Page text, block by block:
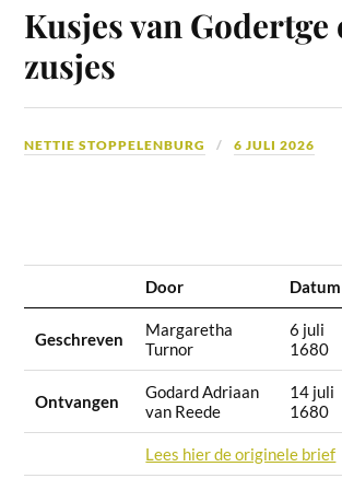
Kusjes van Godertge
zusjes
NETTIE STOPPELENBURG 6 JULI 2026
Door Datum
Geschreven
Margaretha
Turnor
6 juli
1680
Ontvangen
Godard Adriaan
van Reede
14 juli
1680
Lees hier de originele brief